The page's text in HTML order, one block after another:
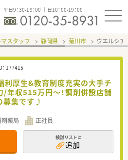
平日9：30-19：00 土日10：00-19：00
スタッフ 静岡県 菊川市 ウエルシ
177415
利厚生&教育制度充実の大手チ
年収515万円～！調剤併設店舗
募集です♪
薬局 正社員
検討リストに
追加